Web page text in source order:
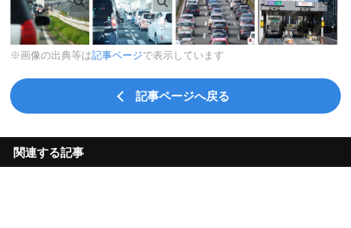
※画像の出典等は記事ページで表示しています
記事ページへ戻る
関連する記事